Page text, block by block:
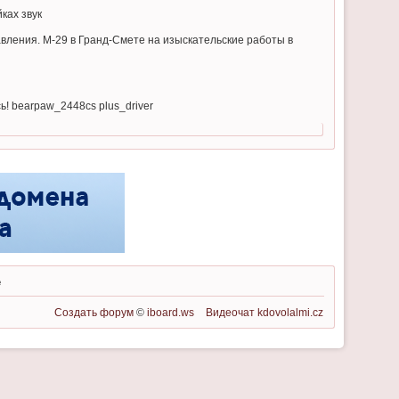
звук
М-29 в Гранд-Смете на изыскательские работы в
bearpaw_2448cs plus_driver
Создать форум ©iboard.ws Видеочат kdovolalmi.cz